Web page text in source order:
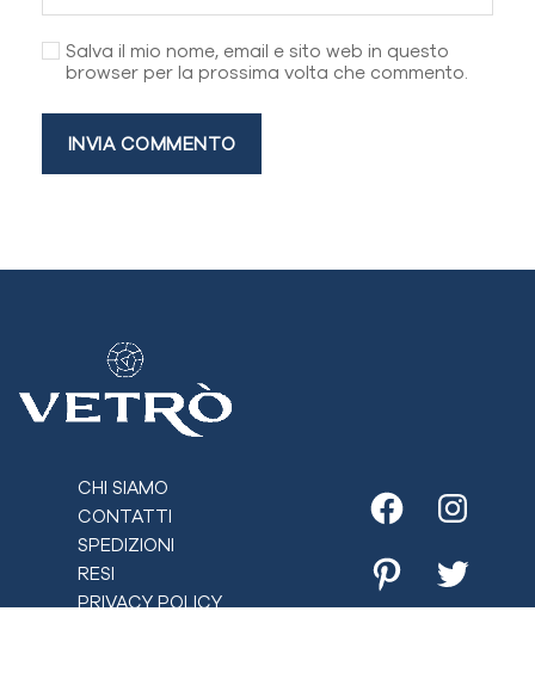
Salva il mio nome, email e sito web in questo
browser per la prossima volta che commento.
CHI SIAMO
CONTATTI
SPEDIZIONI
RESI
PRIVACY POLICY
Facebook
PinterestTwitter